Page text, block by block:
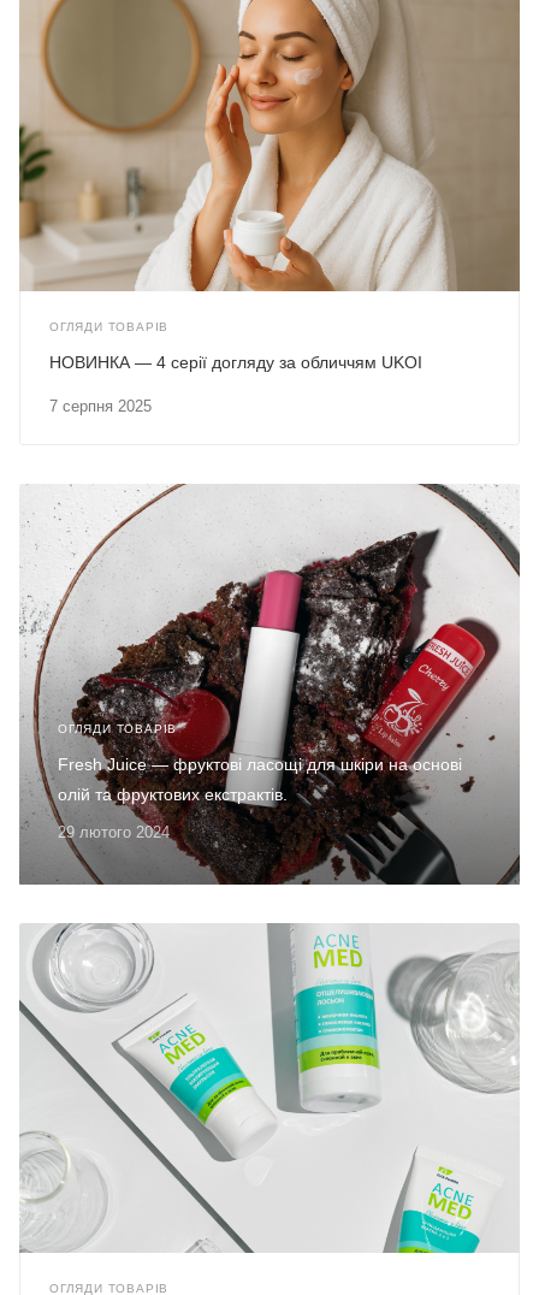
ОГЛЯДИ ТОВАРІВ
7 серпня 2025
НОВИНКА — 4 серії догляду за обличчям UKOI
ОГЛЯДИ ТОВАРІВ
29 лютого 2024
Fresh Juice — фруктові ласощі для шкіри на основі
олій та фруктових екстрактів.
ОГЛЯДИ ТОВАРІВ